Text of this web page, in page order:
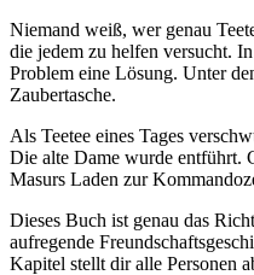
Niemand weiß, wer genau
die jedem zu helfen versucht.
Problem eine Lösung. Unter
Zaubertasche.
Als Teetee eines Tages
Die alte Dame wurde entführt.
Masurs Laden zur
Dieses Buch ist genau das
aufregende
Kapitel stellt dir alle Personen